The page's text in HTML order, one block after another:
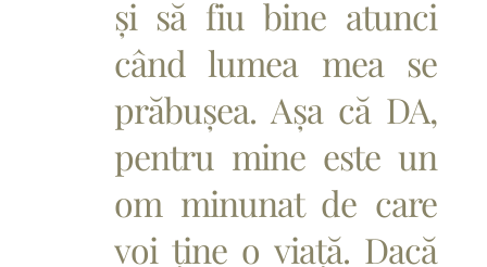
și să fiu bine atunci
când lumea mea se
prăbușea. Așa că DA,
pentru mine este un
om minunat de care
voi ține o viață. Dacă